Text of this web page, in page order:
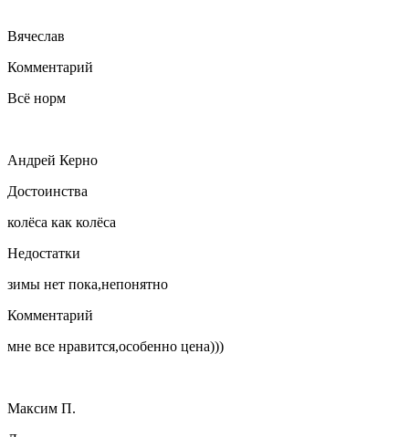
Вячеслав
Комментарий
Всё норм
Андрей Керно
Достоинства
колёса как колёса
Недостатки
зимы нет пока,непонятно
Комментарий
мне все нравится,особенно цена)))
Максим П.